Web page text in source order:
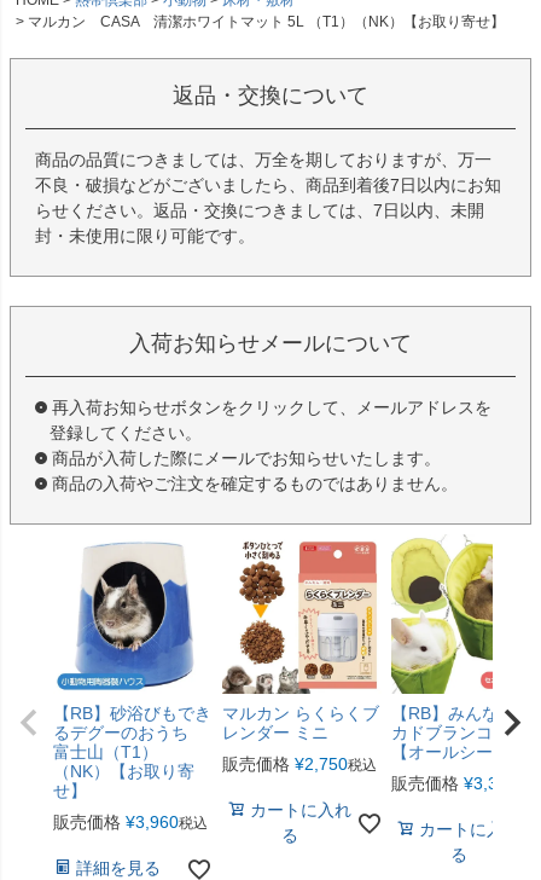
マルカン CASA 清潔ホワイトマット 5L （T1）（NK）【お取り寄せ】
返品・交換について
商品の品質につきましては、万全を期しておりますが、万一
不良・破損などがございましたら、商品到着後7日以内にお知
らせください。返品・交換につきましては、7日以内、未開
封・未使用に限り可能です。
入荷お知らせメールについて
再入荷お知らせボタンをクリックして、メールアドレスを
登録してください。
商品が入荷した際にメールでお知らせいたします。
商品の入荷やご注文を確定するものではありません。
【RB】砂浴びもでき
るデグーのおうち
富士山（T1）
（NK）【お取り寄
せ】
販売価格 ¥3,960税込
詳細を見る
マルカン らくらくブ
レンダー ミニ
販売価格 ¥2,750税込
カートに入れ
る
【RB】みんなのア
カドブランコ（F2
【オールシーズン
販売価格 ¥3,300
カートに入れ
る